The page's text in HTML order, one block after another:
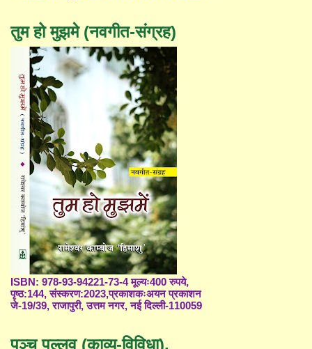
तुम हो मुझमे (नवगीत-संग्रह)
ISBN: 978-93-94221-73-4 मूल्यः400 रुपये,
पृष्ठ:144, संस्करण:2023,प्रकाशकःअयन प्रकाशन
जे-19/39, राजापुरी, उत्तम नगर, नई दिल्ली-110059
पञ्च पल्लव (काव्य-विविधा),